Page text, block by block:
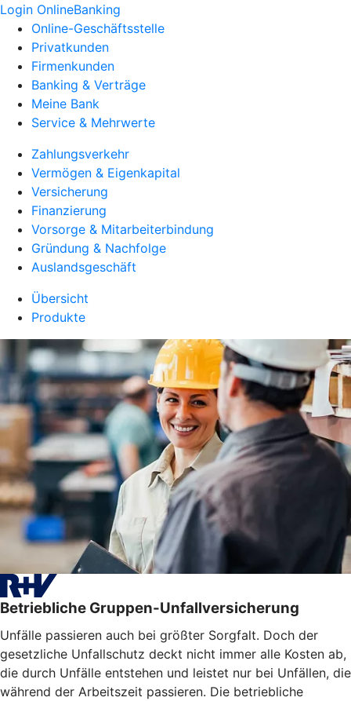
Login OnlineBanking
Online-Geschäftsstelle
Privatkunden
Firmenkunden
Banking & Verträge
Meine Bank
Service & Mehrwerte
Zahlungsverkehr
Vermögen & Eigenkapital
Versicherung
Finanzierung
Vorsorge & Mitarbeiterbindung
Gründung & Nachfolge
Auslandsgeschäft
Übersicht
Produkte
Betriebliche Gruppen-Unfallversicherung
Unfälle passieren auch bei größter Sorgfalt. Doch der
gesetzliche Unfallschutz deckt nicht immer alle Kosten ab,
die durch Unfälle entstehen und leistet nur bei Unfällen, die
während der Arbeitszeit passieren. Die betriebliche